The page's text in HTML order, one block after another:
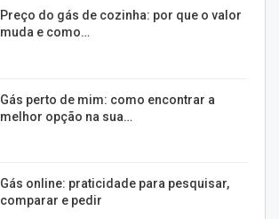
Preço do gás de cozinha: por que o valor
muda e como…
Gás perto de mim: como encontrar a
melhor opção na sua…
Gás online: praticidade para pesquisar,
comparar e pedir